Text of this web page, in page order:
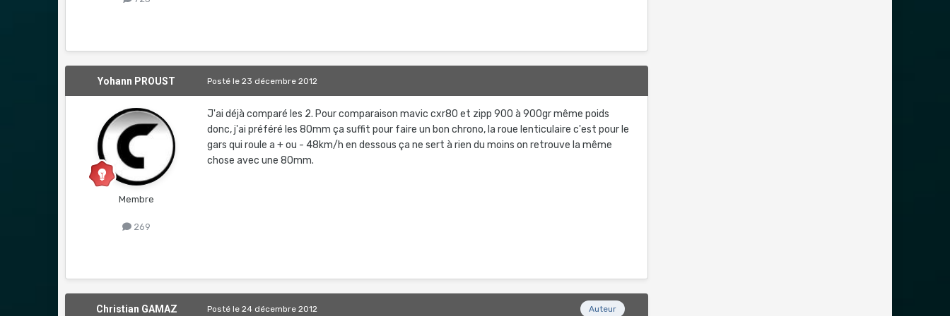
Yohann PROUST
Membre
269
Postéle 23 décembre 2012
J'ai déjà comparé les 2. Pour comparaison mavic cxr80 et zipp 900 à 900gr même poids
donc, j'ai préféré les 80mm ça suffit pour faire un bon chrono, la roue lenticulaire c'est pour le
gars qui roule a + ou - 48km/h en dessous ça ne sert à rien du moins on retrouve la même
chose avec une 80mm.
Christian GAMAZ Auteur
Postéle 24 décembre 2012